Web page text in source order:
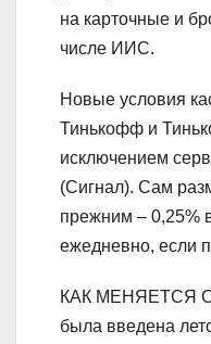
на карточные и
числе ИИС.
Новые условия
Тинькофф и
исключением
(Сигнал). Сам
прежним – 0,25%
ежедневно, если
КАК МЕНЯЕТСЯ
была введена